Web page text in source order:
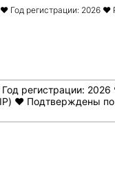
Год регистрации: 2026
регистрации:
❤️ Подтверждены